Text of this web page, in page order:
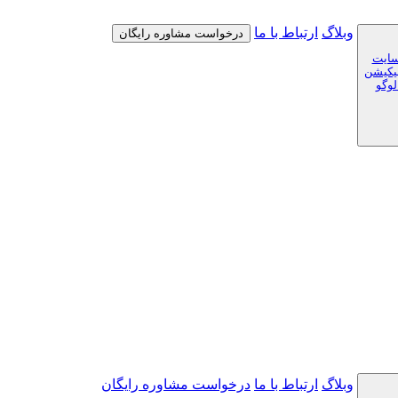
وبلاگ ارتباط با ما درخواست مشاوره رایگان
وبلاگ ارتباط با ما درخواست مشاوره رایگان